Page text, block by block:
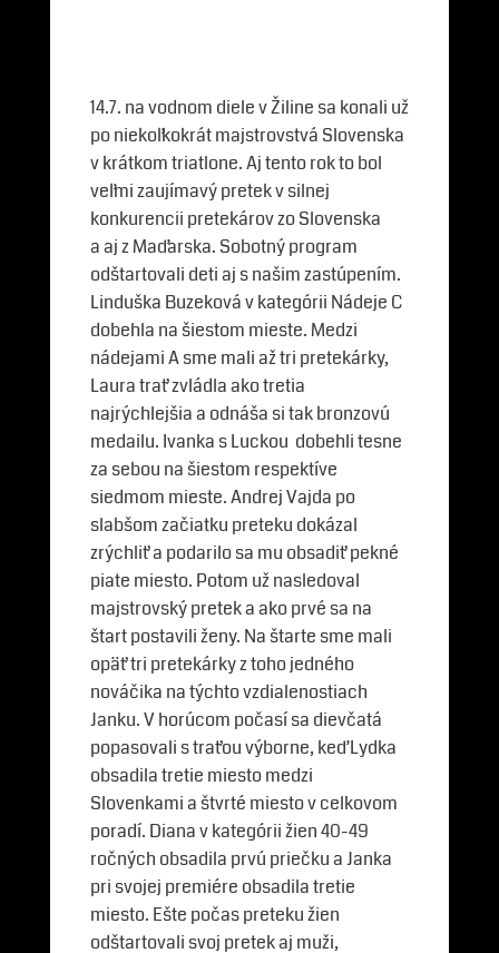
14.7. na vodnom diele v Žiline sa konali už
po niekoľkokrát majstrovstvá Slovenska
v krátkom triatlone. Aj tento rok to bol
veľmi zaujímavý pretek v silnej
konkurencii pretekárov zo Slovenska
a aj z Maďarska. Sobotný program
odštartovali deti aj s našim zastúpením.
Linduška Buzeková v kategórii Nádeje C
dobehla na šiestom mieste. Medzi
nádejami A sme mali až tri pretekárky,
Laura trať zvládla ako tretia
najrýchlejšia a odnáša si tak bronzovú
medailu. Ivanka s Luckou dobehli tesne
za sebou na šiestom respektíve
siedmom mieste. Andrej Vajda po
slabšom začiatku preteku dokázal
zrýchliť a podarilo sa mu obsadiť pekné
piate miesto. Potom už nasledoval
majstrovský pretek a ako prvé sa na
štart postavili ženy. Na štarte sme mali
opäť tri pretekárky z toho jedného
nováčika na týchto vzdialenostiach
Janku. V horúcom počasí sa dievčatá
popasovali s traťou výborne, keď Lydka
obsadila tretie miesto medzi
Slovenkami a štvrté miesto v celkovom
poradí. Diana v kategórii žien 40-49
ročných obsadila prvú priečku a Janka
pri svojej premiére obsadila tretie
miesto. Ešte počas preteku žien
odštartovali svoj pretek aj muži,